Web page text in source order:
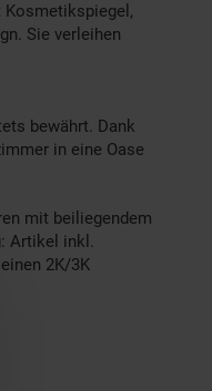
Kosmetikspiegel,
Sie verleihen
bewährt. Dank
in eine Oase
mit beiliegendem
Artikel inkl.
2K/3K